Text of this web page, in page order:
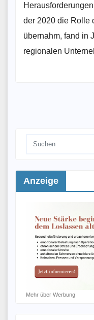
der 2020 die Rolle
übernahm, fand in
regionalen
Anzeige
Mehr über Werbung